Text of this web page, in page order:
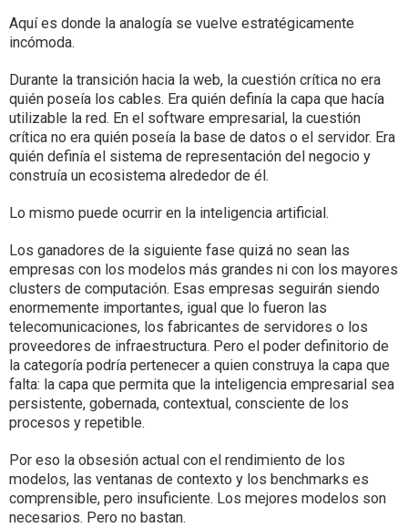
Aquí es donde la analogía se vuelve estratégicamente
incómoda.
Durante la transición hacia la web, la cuestión crítica no era
quién poseía los cables. Era quién definía la capa que hacía
utilizable la red. En el software empresarial, la cuestión
crítica no era quién poseía la base de datos o el servidor. Era
quién definía el sistema de representación del negocio y
construía un ecosistema alrededor de él.
Lo mismo puede ocurrir en la inteligencia artificial.
Los ganadores de la siguiente fase quizá no sean las
empresas con los modelos más grandes ni con los mayores
clusters de computación. Esas empresas seguirán siendo
enormemente importantes, igual que lo fueron las
telecomunicaciones, los fabricantes de servidores o los
proveedores de infraestructura. Pero el poder definitorio de
la categoría podría pertenecer a quien construya la capa que
falta: la capa que permita que la inteligencia empresarial sea
persistente, gobernada, contextual, consciente de los
procesos y repetible.
Por eso la obsesión actual con el rendimiento de los
modelos, las ventanas de contexto y los benchmarks es
comprensible, pero insuficiente. Los mejores modelos son
necesarios. Pero no bastan.